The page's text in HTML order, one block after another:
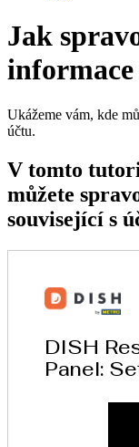
Jak
informace
Ukážeme vám, kde
účtu.
V tomto
můžete
související s